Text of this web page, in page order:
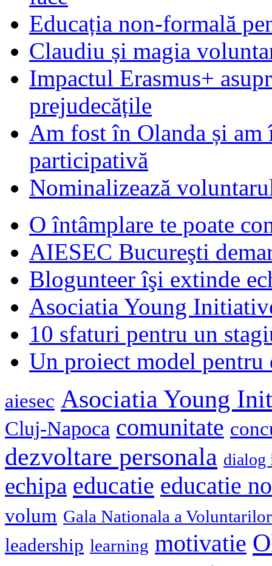
Educația non-formală
Claudiu și magia
Impactul Erasmus+
prejudecățile
Am fost în Olanda și am
participativă
Nominalizează
O întâmplare te poate
AIESEC Bucureşti
Blogunteer îşi extinde
Asociatia Young
10 sfaturi pentru un
Un proiect model
aiesec Asociatia Young
Cluj-Napoca comunitate
dezvoltare personala dialog
echipa educatie educatie
volum Gala Nationala a Voluntarilor
leadership learning motivatie